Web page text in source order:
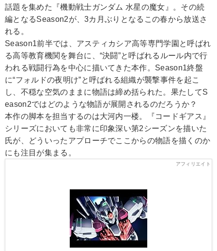
話題を集めた『機動戦士ガンダム 水星の魔女』。その続
編となるSeason2が、3カ月ぶりとなるこの春から放送さ
れる。
Season1前半では、アスティカシア高等専門学園と呼ばれ
る高等教育機関を舞台に、“決闘”と呼ばれるルール内で行
われる戦闘行為を中心に描いてきた本作。Season1終盤
に“フォルドの夜明け”と呼ばれる組織が襲撃事件を起こ
し、不穏な空気のままに物語は締め括られた。果たしてS
eason2ではどのような物語が展開されるのだろうか？
本作の脚本を担当するのは大河内一楼。『コードギアス』
シリーズにおいても非常に印象深い第2シーズンを描いた
氏が、どういったアプローチでここからの物語を描くのか
にも注目が集まる。